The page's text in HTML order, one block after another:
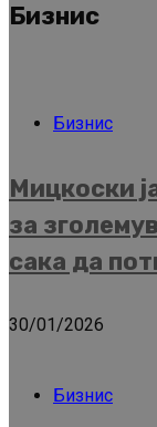
Бизнис
Бизнис
Мицкоски
за
сака да
30/01/2026
Бизнис